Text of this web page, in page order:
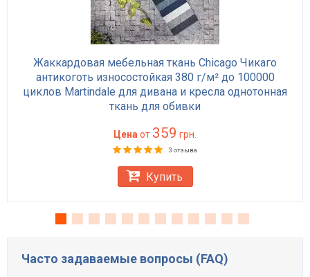
Жаккардовая мебельная ткань Chicago Чикаго
антикоготь износостойкая 380 г/м² до 100000
циклов Martindale для дивана и кресла однотонная
ткань для обивки
Цена от 359 грн.
3 отзыва
Купить
Часто задаваемые вопросы (FAQ)